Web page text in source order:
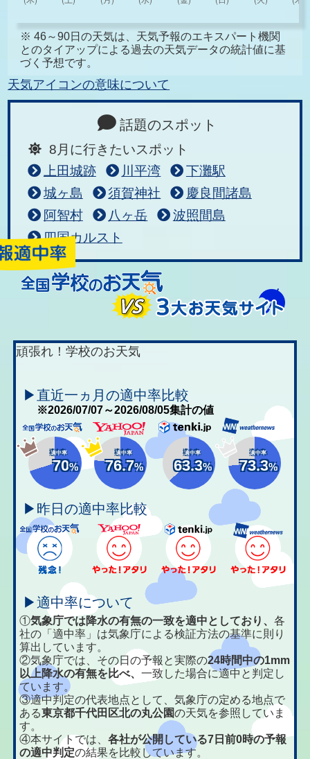
※ 46～90日の天気は、天気予報のエキスパート機関
とのタイアップによる過去の天気データの統計値に基
づく予想です。
天気アイコンの意味について
話題のスポット
8月に行きたいスポット
上田城跡
川平湾
下灘駅
城ヶ島
須賀神社
慶良間諸島
阿智村
八ヶ岳
波照間島
四国カルスト
頑張れ！学校のお天気
▶直近一ヵ月の適中率比較
※2026/07/07～2026/08/05集計の値
適中率
70%
適中率
76.7%
適中率
63.3%
適中率
73.3%
▶昨日の適中率比較
▶適中率について
①気象庁では降水の有無の一致を適中としており、各
社の「適中率」は気象庁による検証方法の基準に則り
算出しています。
②気象庁では、その日の予報と実際の24時間中の1mm
以上降水の有無を比べ、一致した場合に適中と判定し
ています。
③適中判定の代表地点として、気象庁の定める地点で
ある東京都千代田区北の丸公園の天気を参照していま
す。
④本サイトでは、各社が公開している7日前0時の予報
の適中判定の結果を比較しています。